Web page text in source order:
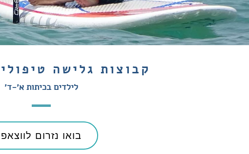
קבוצות גלישה
לילדים בכיתות א׳-ד׳
בואו נזרום לווצאפ